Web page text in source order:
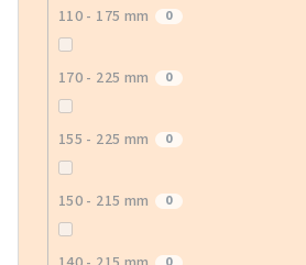
110 - 175 mm 0
170 - 225 mm 0
155 - 225 mm 0
150 - 215 mm 0